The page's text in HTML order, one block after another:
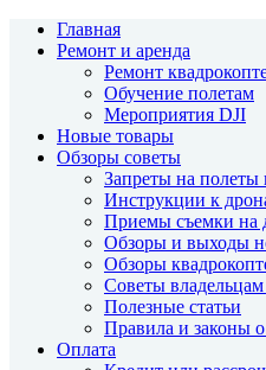
Главная
Ремонт и аренда
Ремонт
Обучение полетам
Мероприятия DJI
Новые товары
Обзоры советы
Запреты на полеты
Инструкции к
Приемы съемки на
Обзоры и выходы
Обзоры
Советы
Полезные статьи
Правила и законы
Оплата